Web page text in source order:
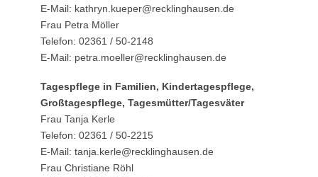
E-Mail: kathryn.kueper@recklinghausen.de
Frau Petra Möller
Telefon: 02361 / 50-2148
E-Mail: petra.moeller@recklinghausen.de
Tagespflege in Familien, Kindertagespflege,
Großtagespflege, Tagesmütter/Tagesväter
Frau Tanja Kerle
Telefon: 02361 / 50-2215
E-Mail: tanja.kerle@recklinghausen.de
Frau Christiane Röhl